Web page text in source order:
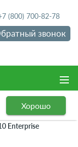
(800) 700-82-78
звонок
Хорошо
Enterprise